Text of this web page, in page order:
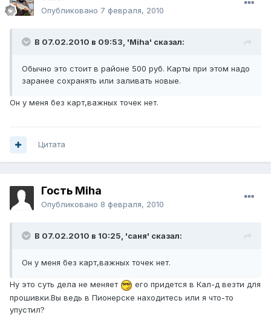
Опубликовано 7 февраля, 2010
В 07.02.2010 в 09:53, 'Miha' сказал:
Обычно это стоит в районе 500 руб. Карты при этом надо
заранее сохранять или заливать новые.
Он у меня без карт,важных точек нет.
Цитата
Гость Miha
Опубликовано 8 февраля, 2010
В 07.02.2010 в 10:25, 'саня' сказал:
Он у меня без карт,важных точек нет.
Ну это суть дела не меняет
его придется в Кал-д везти для
прошивки.Вы ведь в Пионерске находитесь или я что-то
упустил?